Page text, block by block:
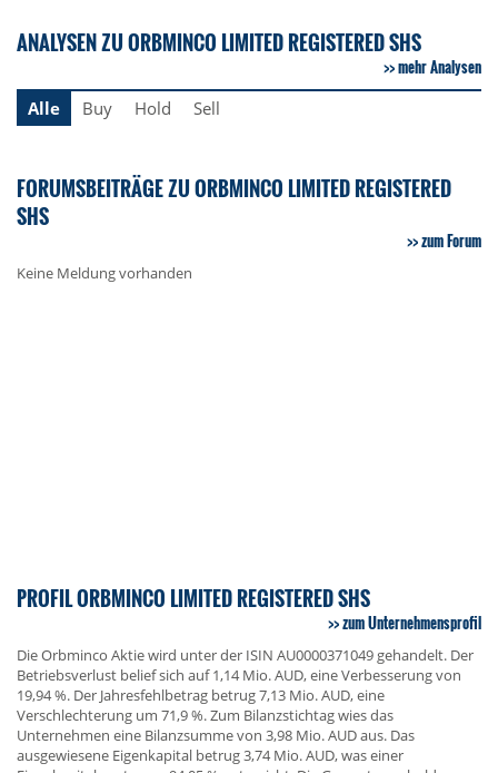
ANALYSEN ZU ORBMINCO LIMITED REGISTERED SHS
mehr Analysen
Alle
Buy Hold Sell
FORUMSBEITRÄGE ZU ORBMINCO LIMITED REGISTERED
SHS
zum Forum
Keine Meldung vorhanden
PROFIL ORBMINCO LIMITED REGISTERED SHS
zum Unternehmensprofil
Die Orbminco Aktie wird unter der ISIN AU0000371049 gehandelt. Der
Betriebsverlust belief sich auf 1,14 Mio. AUD, eine Verbesserung von
19,94 %. Der Jahresfehlbetrag betrug 7,13 Mio. AUD, eine
Verschlechterung um 71,9 %. Zum Bilanzstichtag wies das
Unternehmen eine Bilanzsumme von 3,98 Mio. AUD aus. Das
ausgewiesene Eigenkapital betrug 3,74 Mio. AUD, was einer